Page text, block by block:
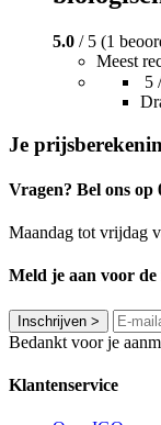
5.0 / 5 (1
Meest
5
Je
Vragen? Bel ons op
Maandag tot vrijdag
Meld je aan voor
Inschrijven >
Bedankt voor je
Klantenservice